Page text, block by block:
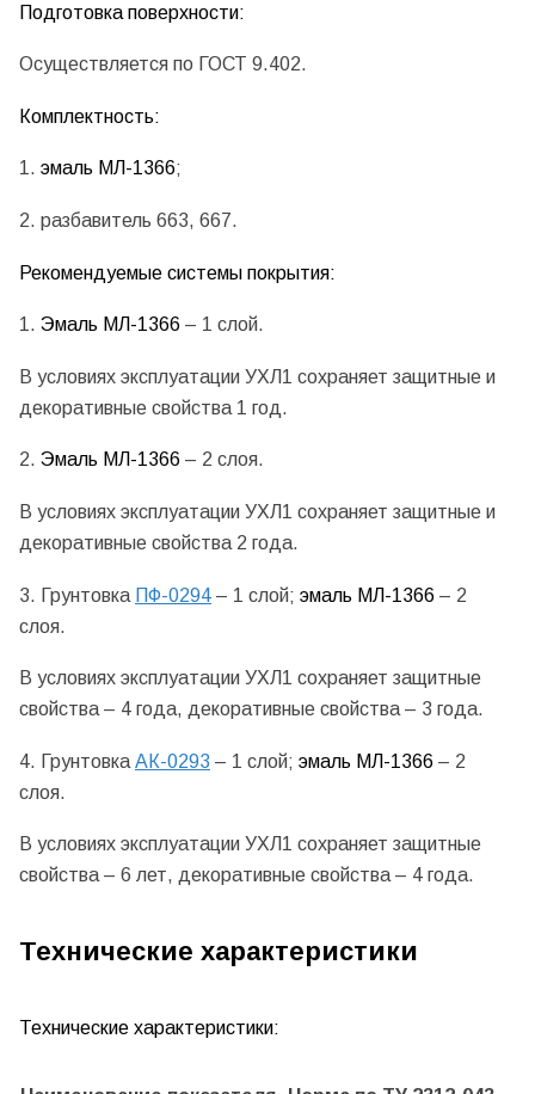
Подготовка поверхности:
Осуществляется по ГОСТ 9.402.
Комплектность:
1. эмаль МЛ-1366;
2. разбавитель 663, 667.
Рекомендуемые системы покрытия:
1. Эмаль МЛ-1366 – 1 слой.
В условиях эксплуатации УХЛ1 сохраняет защитные и
декоративные свойства 1 год.
2. Эмаль МЛ-1366 – 2 слоя.
В условиях эксплуатации УХЛ1 сохраняет защитные и
декоративные свойства 2 года.
3. Грунтовка ПФ-0294 – 1 слой; эмаль МЛ-1366 – 2
слоя.
В условиях эксплуатации УХЛ1 сохраняет защитные
свойства – 4 года, декоративные свойства – 3 года.
4. Грунтовка АК-0293 – 1 слой; эмаль МЛ-1366 – 2
слоя.
В условиях эксплуатации УХЛ1 сохраняет защитные
свойства – 6 лет, декоративные свойства – 4 года.
Технические характеристики
Технические характеристики: